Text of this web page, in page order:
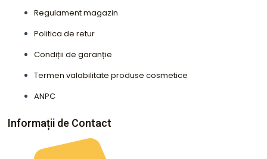
Regulament magazin
Politica de retur
Condiții de garanție
Termen valabilitate produse cosmetice
ANPC
Informații de Contact